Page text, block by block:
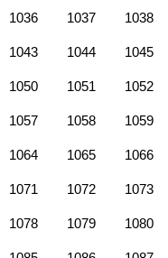
1036 1037 1038
1043 1044 1045
1050 1051 1052
1057 1058 1059
1064 1065 1066
1071 1072 1073
1078 1079 1080